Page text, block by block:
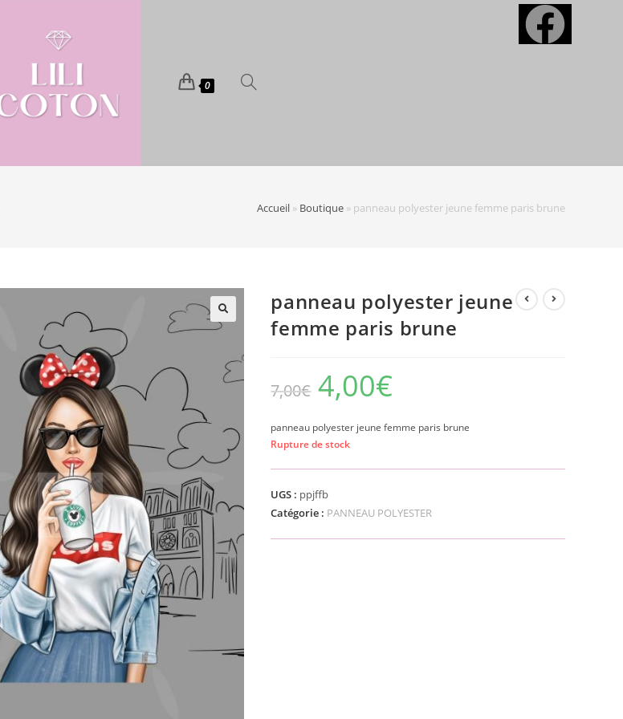
0
Accueil » Boutique » panneau polyester jeune femme paris brune
🔍
panneau polyester jeune
femme paris brune
7,00€ 4,00€
panneau polyester jeune femme paris brune
Rupture de stock
UGS : ppjffb
Catégorie : PANNEAU POLYESTER